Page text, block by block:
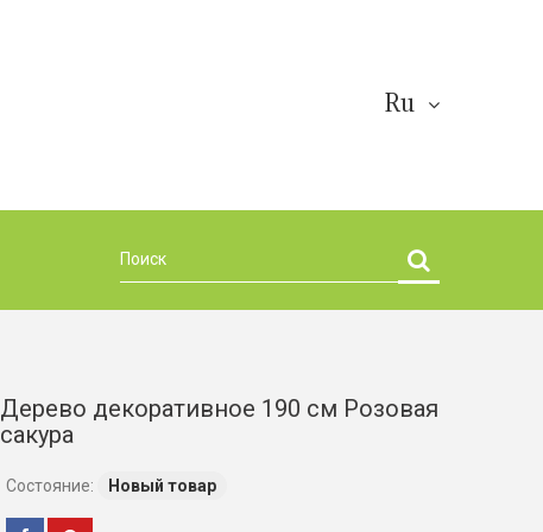
Ru
Дерево декоративное 190 см Розовая
сакура
Состояние: Новый товар